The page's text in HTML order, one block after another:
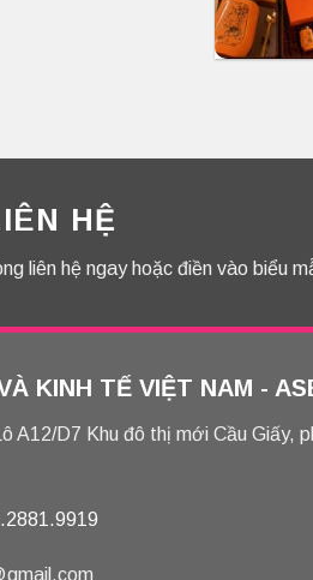
HỆ
liên hệ ngay hoặc điền vào biểu
KINH TẾ VIỆT NAM -
A12/D7 Khu đô thị mới Cầu Giấy,